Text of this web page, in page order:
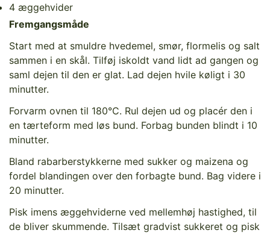
4 æggehvider
Fremgangsmåde
Start med at smuldre hvedemel, smør, flormelis og salt
sammen i en skål. Tilføj iskoldt vand lidt ad gangen og
saml dejen til den er glat. Lad dejen hvile køligt i 30
minutter.
Forvarm ovnen til 180°C. Rul dejen ud og placér den i
en tærteform med løs bund. Forbag bunden blindt i 10
minutter.
Bland rabarberstykkerne med sukker og maizena og
fordel blandingen over den forbagte bund. Bag videre i
20 minutter.
Pisk imens æggehviderne ved mellemhøj hastighed, til
de bliver skummende. Tilsæt gradvist sukkeret og pisk
Are you 18 years old or older?